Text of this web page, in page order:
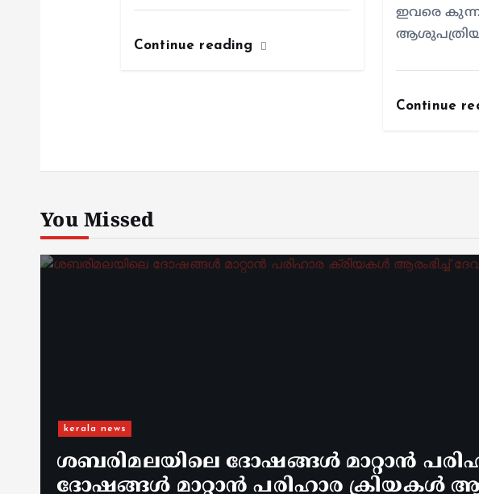
Continue reading
ഇവരെ
Continue
You Missed
kerala news
ശബരിമലയിലെ ദോഷങ്ങൾ മാറ്റാൻ
ദോഷങ്ങൾ മാറ്റാൻ പരിഹാര ക്രിയകൾ